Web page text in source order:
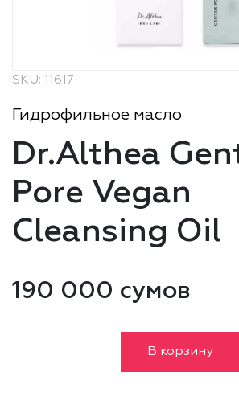
SKU: 11617
Гидрофильное масло
Dr.Althea
Pore Vegan
Cleansing Oil
190 000 сумов
В корзину